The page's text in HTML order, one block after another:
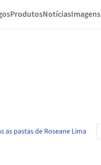
ProdutosNotíciasImagens
as pastas de Roseane Lima